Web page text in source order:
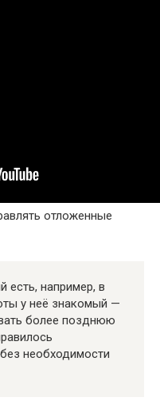
отложенные
например, в
у неё знакомый —
более позднюю
необходимости